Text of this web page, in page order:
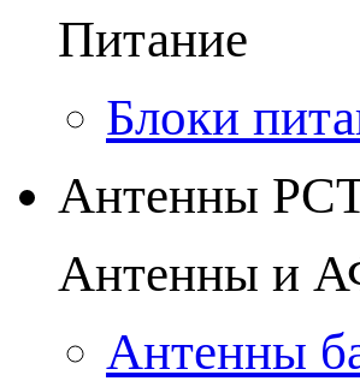
Питание
Блоки
Антенны
Антенны и
Антенны